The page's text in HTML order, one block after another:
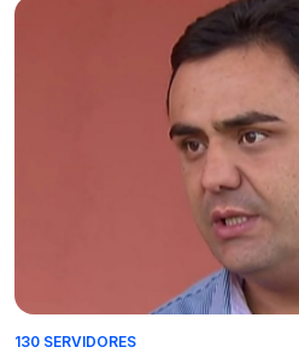
130 SERVIDORES